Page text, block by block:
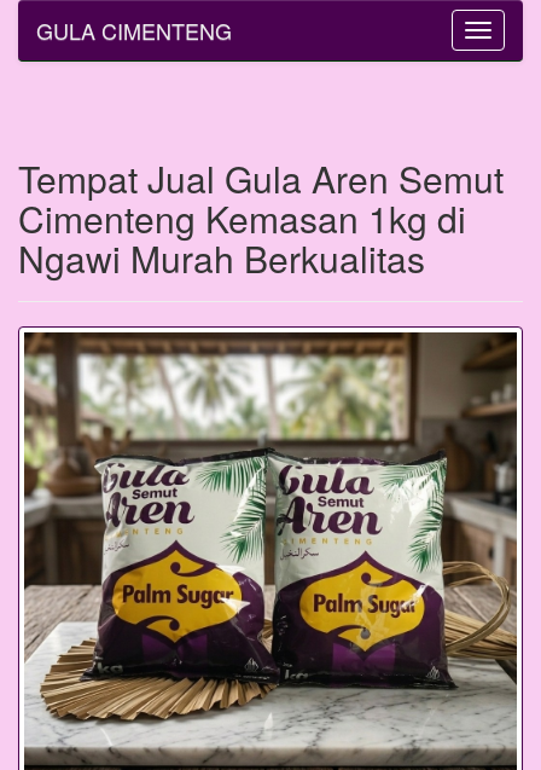
Toggle
GULA CIMENTENG
Tempat Jual Gula Aren Semut
Cimenteng Kemasan 1kg di
Ngawi Murah Berkualitas